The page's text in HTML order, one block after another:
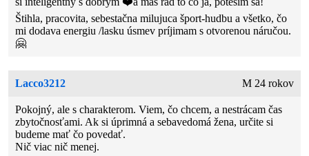
Štihla, pracovita, sebestačna milujuca šport-hudbu a všetko, čo
mi dodava energiu /lasku úsmev príjimam s otvorenou náručou.
🤗
Lacco3212 M 24 rokov
Pokojný, ale s charakterom. Viem, čo chcem, a nestrácam čas
zbytočnosťami. Ak si úprimná a sebavedomá žena, určite si
budeme mať čo povedať.
Nič viac nič menej.